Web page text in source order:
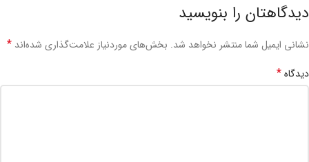
دیدگاهتان را بنویسید
نشانی ایمیل شما منتشر نخواهد شد. بخش‌های موردنیاز علامت‌گذاری شده‌اند *
دیدگاه*